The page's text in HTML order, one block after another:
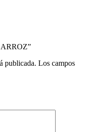
ARROZ”
publicada. Los campos